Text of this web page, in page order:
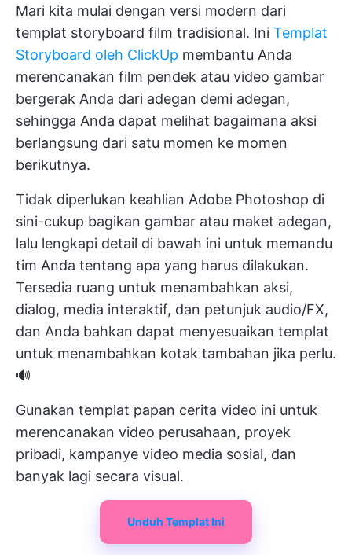
Mari kita mulai dengan versi modern dari
templat storyboard film tradisional. Ini Templat
Storyboard oleh ClickUp membantu Anda
merencanakan film pendek atau video gambar
bergerak Anda dari adegan demi adegan,
sehingga Anda dapat melihat bagaimana aksi
berlangsung dari satu momen ke momen
berikutnya.
Tidak diperlukan keahlian Adobe Photoshop di
sini-cukup bagikan gambar atau maket adegan,
lalu lengkapi detail di bawah ini untuk memandu
tim Anda tentang apa yang harus dilakukan.
Tersedia ruang untuk menambahkan aksi,
dialog, media interaktif, dan petunjuk audio/FX,
dan Anda bahkan dapat menyesuaikan templat
untuk menambahkan kotak tambahan jika perlu.
🔊
Gunakan templat papan cerita video ini untuk
merencanakan video perusahaan, proyek
pribadi, kampanye video media sosial, dan
banyak lagi secara visual.
Unduh Templat Ini